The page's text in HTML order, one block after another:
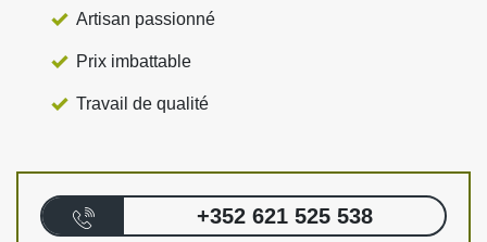
Artisan passionné
Prix imbattable
Travail de qualité
+352 621 525 538